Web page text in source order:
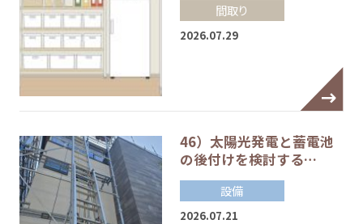
間取り
2026.07.29
46）太陽光発電と蓄電池
の後付けを検討する…
設備
2026.07.21